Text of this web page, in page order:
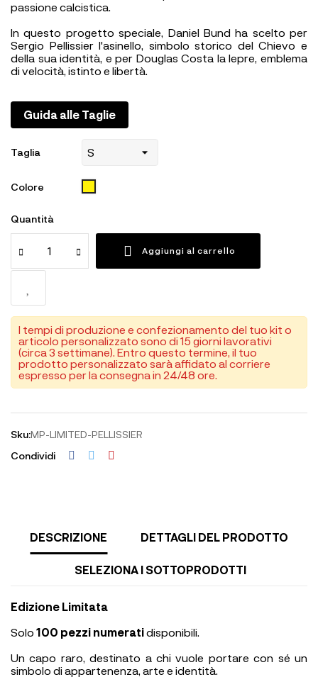
passione calcistica.
In questo progetto speciale, Daniel Bund ha scelto per
Sergio Pellissier l'asinello, simbolo storico del Chievo e
della sua identità, e per Douglas Costa la lepre, emblema
di velocità, istinto e libertà.
Guida alle Taglie
Taglia
Colore GIALLO7
Quantità
Aggiungi al carrello
I tempi di produzione e confezionamento del tuo kit o
articolo personalizzato sono di 15 giorni lavorativi
(circa 3 settimane). Entro questo termine, il tuo
prodotto personalizzato sarà affidato al corriere
espresso per la consegna in 24/48 ore.
Sku:MP-LIMITED-PELLISSIER
Condividi
DESCRIZIONE DETTAGLI DEL PRODOTTO
SELEZIONA I SOTTOPRODOTTI
Edizione Limitata
Solo 100 pezzi numeratidisponibili.
Un capo raro, destinato a chi vuole portare con sé un
simbolo di appartenenza, arte e identità.